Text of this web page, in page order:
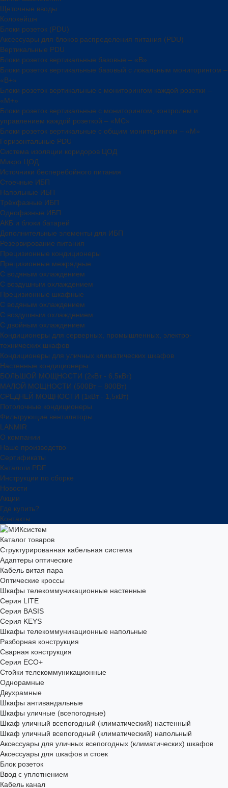
Щеточные вводы
Колокейшн
Блоки розеток (PDU)
Аксессуары для блоков распределения питания (PDU)
Вертикальные PDU
Блоки розеток вертикальные базовые – «В»
Блоки розеток вертикальные базовый с локальным мониторингом –
«В+»
Блоки розеток вертикальные с мониторингом каждой розетки –
«М+»
Блоки розеток вертикальные с мониторингом, контролем и
управлением каждой розеткой – «МС»
Блоки розеток вертикальные с общим мониторингом – «М»
Горизонтальные PDU
Система изоляции коридоров ЦОД
Микро ЦОД
Источники бесперебойного питания
Стоечные ИБП
Напольные ИБП
Трёхфазные ИБП
Однофазные ИБП
АКБ и блоки батарей
Дополнительные элементы для ИБП
Резервирование питания
Прецизионные кондиционеры
Прецизионные межрядные
С водяным охлаждением
С воздушным охлаждением
Прецизионные шкафные
С водяным охлаждением
С воздушным охлаждением
С двойным охлаждением
Кондиционеры для серверных, промышленных, электро-
технических шкафов
Кондиционеры для уличных климатических шкафов
Настенные кондиционеры
БОЛЬШОЙ МОЩНОСТИ (2кВт - 6,5кВт)
МАЛОЙ МОЩНОСТИ (500Вт – 800Вт)
СРЕДНЕЙ МОЩНОСТИ (1кВт - 1,5кВт)
Потолочные кондиционеры
Фильтрующие вентиляторы
LANMIR
О компании
Наше производство
Сертификаты
Каталоги PDF
Инструкции по сборке
Новости
Акции
Где купить?
Контакты
Каталог товаров
Структурированная кабельная система
Адаптеры оптические
Кабель витая пара
Оптические кроссы
Шкафы телекоммуникационные настенные
Cерия LITE
Cерия BASIS
Cерия KEYS
Шкафы телекоммуникационные напольные
Разборная конструкция
Сварная конструкция
Серия ECO+
Стойки телекоммуникационные
Однорамные
Двухрамные
Шкафы антивандальные
Шкафы уличные (всепогодные)
Шкаф уличный всепогодный (климатический) настенный
Шкаф уличный всепогодный (климатический) напольный
Аксессуары для уличных всепогодных (климатических) шкафов
Аксессуары для шкафов и стоек
Блок розеток
Ввод с уплотнением
Кабель канал